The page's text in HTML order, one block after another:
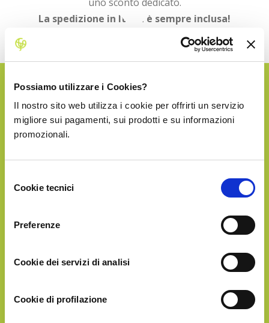
Possiamo utilizzare i Cookies?
Il nostro sito web utilizza i cookie per offrirti un servizio
migliore sui pagamenti, sui prodotti e su informazioni
promozionali.
delCookie tecnici
Preferenze
Cookie dei servizi di analisi
Cookie di profilazione
La spedizione in Italia è sempre inclusa!
SILVER